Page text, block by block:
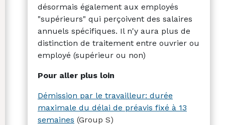
désormais également aux employés
"supérieurs" qui perçoivent des salaires
annuels spécifiques. Il n'y aura plus de
distinction de traitement entre ouvrier ou
employé (supérieur ou non)
Pour aller plus loin
Démission par le travailleur: durée
maximale du délai de préavis fixé à 13
semaines (Group S)